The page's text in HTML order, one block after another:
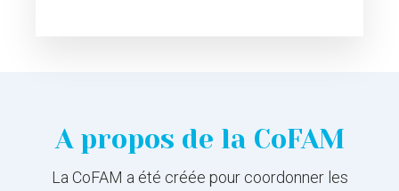
A propos de la CoFAM
La CoFAM a été créée pour coordonner les